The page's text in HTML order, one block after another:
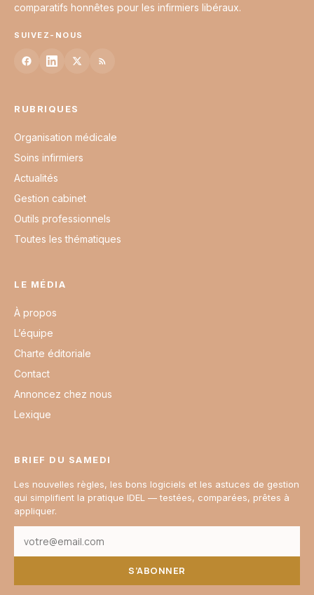
comparatifs honnêtes pour les infirmiers libéraux.
SUIVEZ-NOUS
RUBRIQUES
Organisation médicale
Soins infirmiers
Actualités
Gestion cabinet
Outils professionnels
Toutes les thématiques
LE MÉDIA
À propos
L’équipe
Charte éditoriale
Contact
Annoncez chez nous
Lexique
BRIEF DU SAMEDI
Les nouvelles règles, les bons logiciels et les astuces de gestion
qui simplifient la pratique IDEL — testées, comparées, prêtes à
appliquer.
S’ABONNER